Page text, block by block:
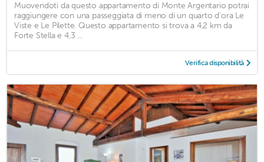
Muovendoti da questo appartamento di Monte Argentario potrai
raggiungere con una passeggiata di meno di un quarto d'ora Le
Viste e Le Pilette. Questo appartamento si trova a 4,2 km da
Forte Stella e 4,3 ...
Verifica disponibilità